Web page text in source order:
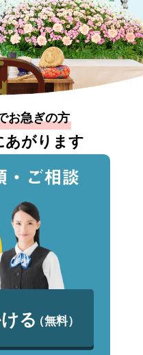
お急ぎの方
がります
る（無料）